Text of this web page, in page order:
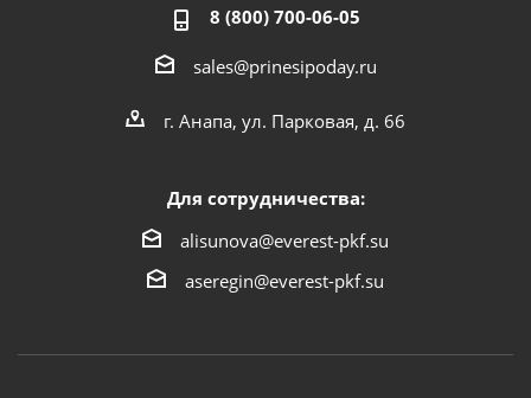
8 (800) 700-06-05
sales@prinesipoday.ru
г. Анапа, ул. Парковая, д. 66
Для сотрудничества:
alisunova@everest-pkf.su
aseregin@everest-pkf.su